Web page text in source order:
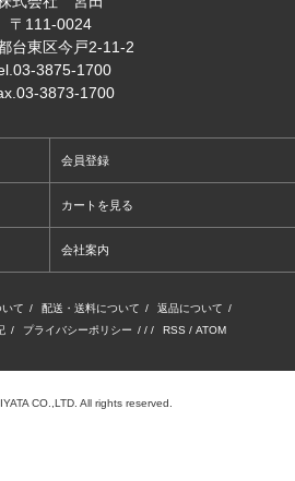
〒111-0024
台東区今戸2-11-2
.03-3875-1700
.03-3873-1700
会員登録
カートを見る
会社案内
て / 配送・送料について / 返品について /
/ プライバシーポリシー / / / RSS / ATOM
CO.,LTD. All rights reserved.